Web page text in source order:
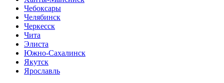
Чебоксары
Челябинск
Черкесск
Чита
Элиста
Южно-Сахалинск
Якутск
Ярославль